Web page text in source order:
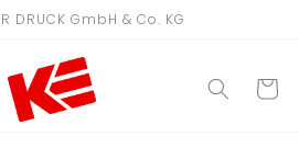
DRUCK GmbH & Co. KG